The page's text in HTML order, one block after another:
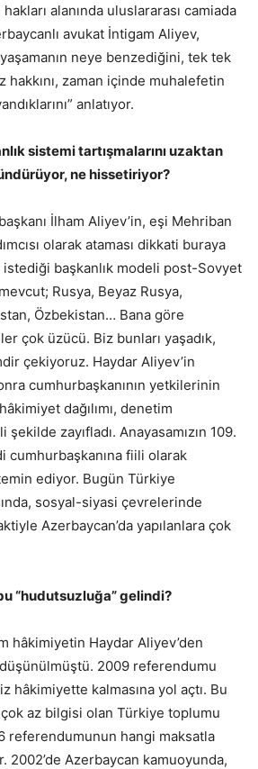
alanında uluslararası camiada
avukat İntigam Aliyev,
neye benzediğini, tek tek
zaman içinde muhalefetin
anlatıyor.
sistemi tartışmalarını uzaktan
ne hissetiriyor?
İlham Aliyev’in, eşi Mehriban
olarak ataması dikkati buraya
istediği başkanlık modeli post-Sovyet
Rusya, Beyaz Rusya,
Özbekistan… Bana göre
çok üzücü. Biz bunları yaşadık,
çekiyoruz. Haydar Aliyev’in
cumhurbaşkanının yetkilerinin
dağılımı, denetim
zayıfladı. Anayasamızın 109.
cumhurbaşkanına fiili olarak
ediyor. Bugün Türkiye
sosyal-siyasi çevrelerinde
Azerbaycan’da yapılanlara çok
“hudutsuzluğa” gelindi?
hâkimiyetin Haydar Aliyev’den
2009 referendumu
hâkimiyette kalmasına yol açtı. Bu
az bilgisi olan Türkiye toplumu
referendumunun hangi maksatla
Azerbaycan kamuoyunda,